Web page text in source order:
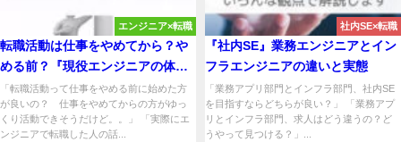
エンジニア×転職
転職活動は仕事をやめてから？や
める前？『現役エンジニアの体
験』
「転職活動って仕事をやめる前に始めた方
が良いの？ 仕事をやめてからの方がゆっ
くり活動できそうだけど。。」 「実際にエ
ンジニアで転職した人の話...
社内SE×転職
『社内SE』業務エンジニアとイン
フラエンジニアの違いと実態
「業務アプリ部門とインフラ部門、社内SE
を目指すならどちらが良い？」 「業務アプ
リとインフラ部門、求人はどう違うの？ど
うやって見つける？」...